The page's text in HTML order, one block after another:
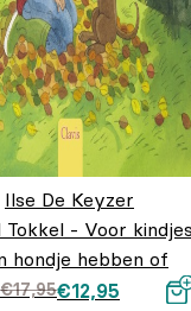
Ilse De Keyzer
Tokkel - Voor
hondje hebben of
€17,95
Oorspronkelijke
€12,95
Huidige prijs is: